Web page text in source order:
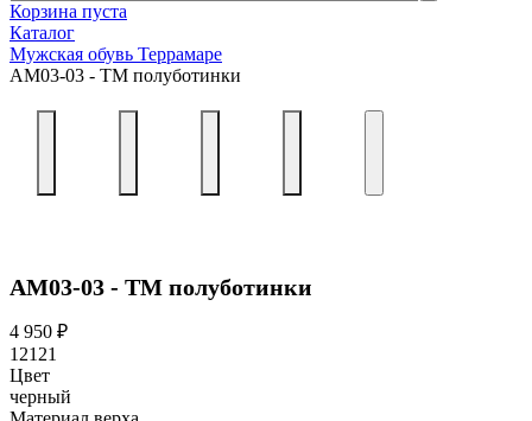
Корзина пуста
Каталог
Мужская обувь Террамаре
АМ03-03 - ТМ полуботинки
АМ03-03 - ТМ полуботинки
4 950 ₽
12121
Цвет
черный